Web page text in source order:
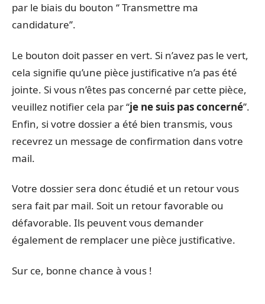
par le biais du bouton ‘‘ Transmettre ma
candidature’’.
Le bouton doit passer en vert. Si n’avez pas le vert,
cela signifie qu’une pièce justificative n’a pas été
jointe. Si vous n’êtes pas concerné par cette pièce,
veuillez notifier cela par ‘‘je ne suis pas concerné’’.
Enfin, si votre dossier a été bien transmis, vous
recevrez un message de confirmation dans votre
mail.
Votre dossier sera donc étudié et un retour vous
sera fait par mail. Soit un retour favorable ou
défavorable. Ils peuvent vous demander
également de remplacer une pièce justificative.
Sur ce, bonne chance à vous !